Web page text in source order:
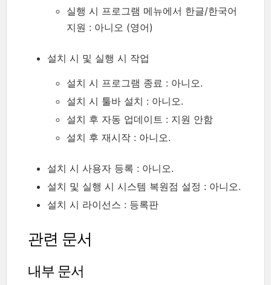
실행 시 프로그램 메뉴에서 한글/한국어
지원 : 아니오 (영어)
설치 시 및 실행 시 작업
설치 시 프로그램 종료 : 아니오.
설치 시 툴바 설치 : 아니오.
설치 후 자동 업데이트 : 지원 안함
설치 후 재시작 : 아니오.
설치 시 사용자 등록 : 아니오.
설치 및 실행 시 시스템 복원점 설정 : 아니오.
설치 시 라이선스 : 등록판
관련 문서
내부 문서